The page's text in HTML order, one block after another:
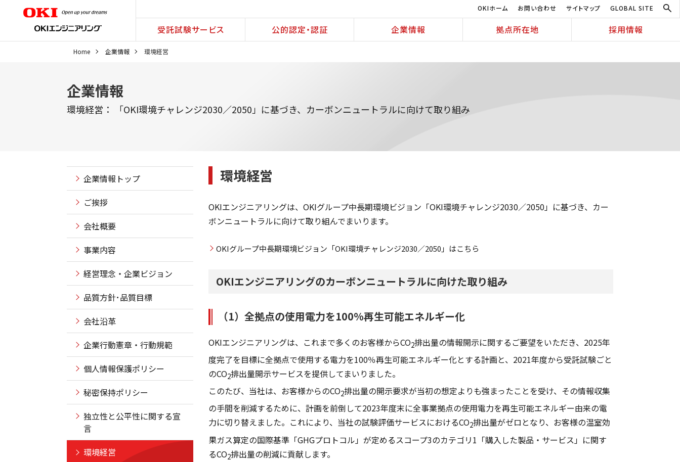
OKIホーム お問い合わせ サイトマップ GLOBAL SITE
受託試験サービス 公的認定・認証 企業情報 拠点所在地 採用情報
Home 企業情報 環境経営
企業情報
環境経営： 「OKI環境チャレンジ2030／2050」に基づき、カーボンニュートラルに向けて取り組み
環境経営
OKIエンジニアリングは、OKIグループ中長期環境ビジョン「OKI環境チャレンジ2030／2050」に基づき、カー
ボンニュートラルに向けて取り組んでまいります。
OKIグループ中長期環境ビジョン「OKI環境チャレンジ2030／2050」はこちら
OKIエンジニアリングのカーボンニュートラルに向けた取り組み
（1）全拠点の使用電力を100%再生可能エネルギー化
OKIエンジニアリングは、これまで多くのお客様からCO2排出量の情報開示に関するご要望をいただき、2025年
度完了を目標に全拠点で使用する電力を100％再生可能エネルギー化とする計画と、2021年度から受託試験ごと
のCO2排出量開示サービスを提供してまいりました。
このたび、当社は、お客様からのCO2排出量の開示要求が当初の想定よりも強まったことを受け、その情報収集
の手間を削減するために、計画を前倒して2023年度末に全事業拠点の使用電力を再生可能エネルギー由来の電
力に切り替えました。これにより、当社の試験評価サービスにおけるCO2排出量がゼロとなり、お客様の温室効
果ガス算定の国際基準「GHGプロトコル」が定めるスコープ3のカテゴリ1「購入した製品・サービス」に関す
るCO2排出量の削減に貢献します。
企業情報トップ
ご挨拶
会社概要
事業内容
経営理念・企業ビジョン
品質方針･品質目標
会社沿革
企業行動憲章・行動規範
個人情報保護ポリシー
秘密保持ポリシー
独立性と公平性に関する宣
言
環境経営